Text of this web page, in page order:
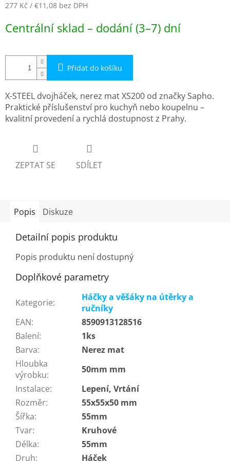
277 Kč / €11,08 bez DPH
cena:
Centrální sklad – dodání (3–7) dní
Přidat do košíku
X-STEEL dvojháček, nerez mat XS200 od značky Sapho.
Praktické příslušenství pro kuchyň nebo koupelnu –
kvalitní provedení a rychlá dostupnost z Prahy.
ZEPTAT SE SDÍLET
Popis Diskuze
Detailní popis produktu
Popis produktu není dostupný
Doplňkové parametry
Kategorie:
Háčky a věšáky na útěrky a
ručníky
EAN:
8590913128516
Balení:
1ks
Barva:
Nerez mat
Hloubka
výrobku:
50mm mm
Instalace:
Lepení, Vrtání
Rozměr:
55x55x50 mm
Šířka:
55mm
Tvar:
Kruhové
Délka:
55mm
Druh:
Háček